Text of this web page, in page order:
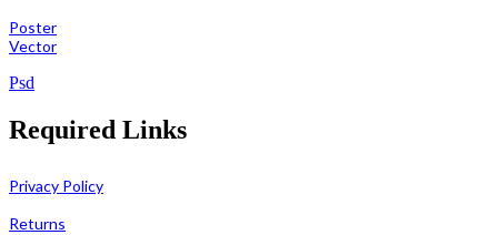
Poster
Vector
Psd
Required Links
Privacy Policy
Returns